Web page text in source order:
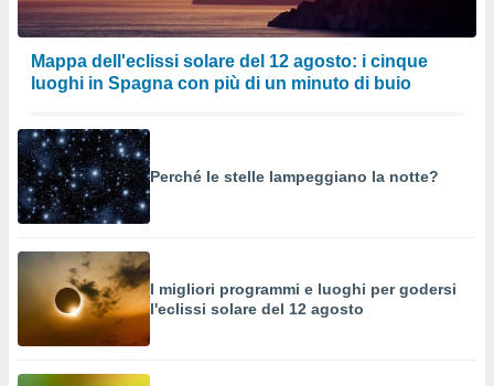
Mappa dell'eclissi solare del 12 agosto: i cinque
luoghi in Spagna con più di un minuto di buio
Perché le stelle lampeggiano la notte?
I migliori programmi e luoghi per godersi
l'eclissi solare del 12 agosto